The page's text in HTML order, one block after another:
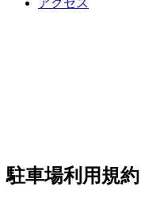
駐車場利用規約